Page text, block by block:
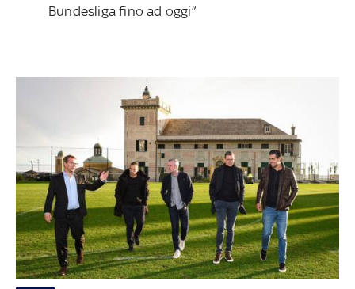
Bundesliga fino ad oggi”